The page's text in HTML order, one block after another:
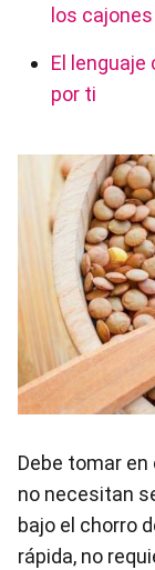
los
El lenguaje
por ti
Debe tomar
no necesitan
bajo el chorro
rápida, no